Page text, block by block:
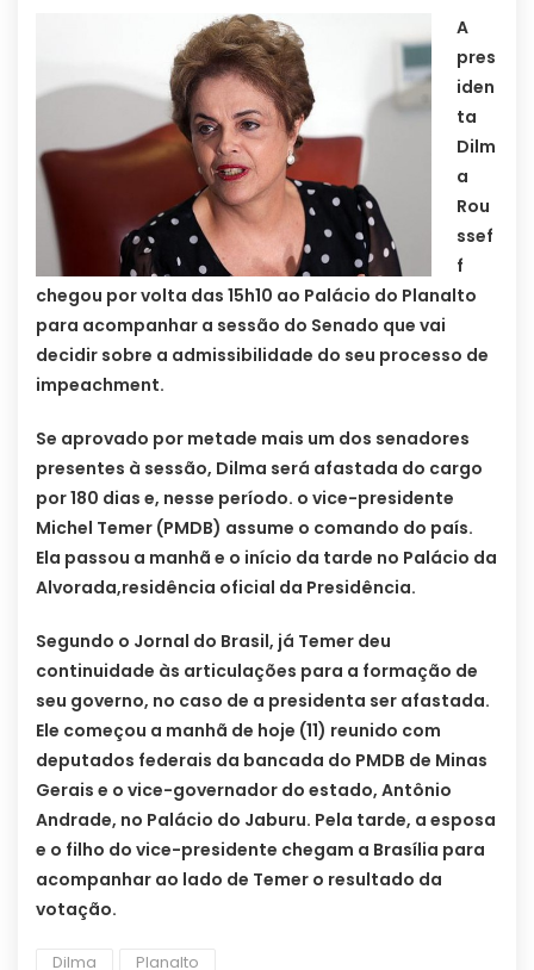
A
pres
iden
ta
Dilm
a
Rou
ssef
f
chegou por volta das 15h10 ao Palácio do Planalto
para acompanhar a sessão do Senado que vai
decidir sobre a admissibilidade do seu processo de
impeachment.
Se aprovado por metade mais um dos senadores
presentes à sessão, Dilma será afastada do cargo
por 180 dias e, nesse período. o vice-presidente
Michel Temer (PMDB) assume o comando do país.
Ela passou a manhã e o início da tarde no Palácio da
Alvorada,residência oficial da Presidência.
Segundo o Jornal do Brasil, já Temer deu
continuidade às articulações para a formação de
seu governo, no caso de a presidenta ser afastada.
Ele começou a manhã de hoje (11) reunido com
deputados federais da bancada do PMDB de Minas
Gerais e o vice-governador do estado, Antônio
Andrade, no Palácio do Jaburu. Pela tarde, a esposa
e o filho do vice-presidente chegam a Brasília para
acompanhar ao lado de Temer o resultado da
votação.
Dilma Planalto